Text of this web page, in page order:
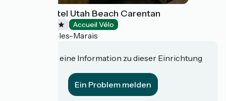
Contact Hôtel Utah Beach Carentan
Accueil Vélo
Carentan-les-Marais
Haben Sie eine Information zu dieser Einrichtung
Ein Problem melden